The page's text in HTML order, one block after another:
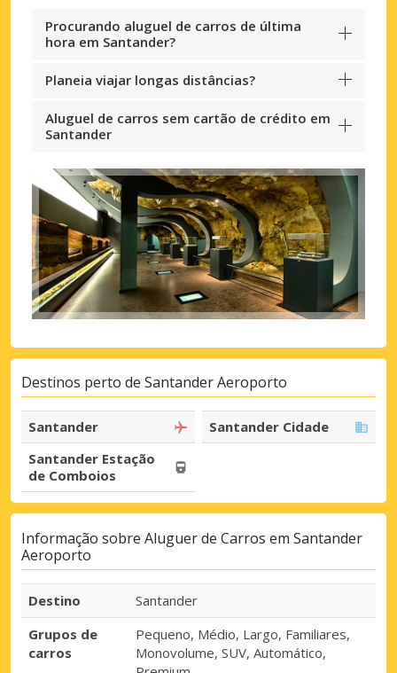
Procurando aluguel de carros de última
hora em Santander?
Planeia viajar longas distâncias?
Aluguel de carros sem cartão de crédito em
Santander
Destinos perto de Santander Aeroporto
Santander
Santander Cidade
Santander Estação
de Comboios
Informação sobre Aluguer de Carros em Santander
Aeroporto
Destino
Santander
Grupos de
carros
Pequeno, Médio, Largo, Familiares,
Monovolume, SUV, Automático,